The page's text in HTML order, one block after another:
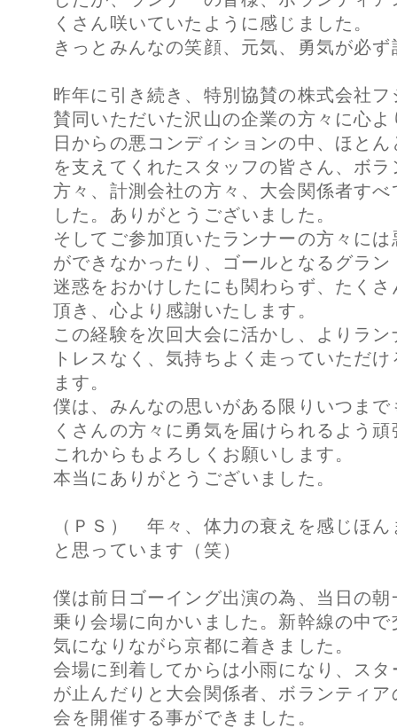
くさん咲いていたように感じました。
きっとみんなの笑顔、元気、勇気が必
昨年に引き続き、特別協賛の株式会社
賛同いただいた沢山の企業の方々に心
日からの悪コンディションの中、ほと
を支えてくれたスタッフの皆さん、ボ
方々、計測会社の方々、大会関係者す
した。ありがとうございました。
そしてご参加頂いたランナーの方々に
ができなかったり、ゴールとなるグラ
迷惑をおかけしたにも関わらず、たく
頂き、心より感謝いたします。
この経験を次回大会に活かし、よりラ
トレスなく、気持ちよく走っていただ
ます。
僕は、みんなの思いがある限りいつま
くさんの方々に勇気を届けられるよう
これからもよろしくお願いします。
本当にありがとうございました。
（ＰＳ） 年々、体力の衰えを感じほ
と思っています（笑）
僕は前日ゴーイング出演の為、当日の
乗り会場に向かいました。新幹線の中
気になりながら京都に着きました。
会場に到着してからは小雨になり、ス
が止んだりと大会関係者、ボランティ
会を開催する事ができました。